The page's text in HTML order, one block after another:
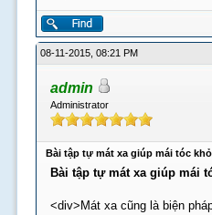
08-11-2015, 08:21 PM
admin
Administrator
Bài tập tự mát xa giúp mái tóc
Bài tập tự mát xa giúp mái
<div>Mát xa cũng là biện